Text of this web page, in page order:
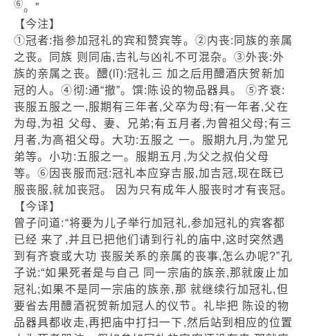
⑥。”
【今注】
①冠者:指参加冠礼的宾和赞宾等。②内丧:同族的亲属
之丧。同族 则同庙,吉礼与凶礼不可混杂。③外丧:外
族的亲属之丧。醴(lǐ):冠礼三 加之后用醴酒庆贺新加
冠的人。④彻:通“撤”。馔:陈设的物品器具。 ⑤齐衰:
丧服五服之一,服期有三年者,父卒为母;有一年者,父在
为母,为祖 父母、妻、兄弟;有五月者,为曾祖父母;有三
月者,为高祖父母。大功:五服之 一。服期九月,为堂兄
弟等。小功:五服之一。服期五月,为父之叔伯父母
等。⑥因丧服而冠:冠礼本应穿吉服,加吉冠,现在既已
服丧服,就加丧冠。 因为只有成年人服丧时才有丧冠。
【今译】
曾子问道:“将要为儿子举行加冠礼,参加冠礼的宾客都
已经 来了,并且已把他们请到行礼的庙中,这时突然遇
到有齐衰或大功 丧服关系的亲属的丧事,怎么办呢?”孔
子说:“如果死者是与自己 同一宗庙的族亲,那就废止加
冠礼;如果不是同一宗庙的族亲,那 就继续行加冠礼,但
要省去用醴酒祝贺新加冠人的仪节。礼毕把 陈设的物
品器具都收走,再把庙中打扫一下,然后站到相应的位置